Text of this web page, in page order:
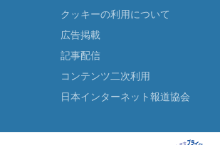
クッキーの利用について
広告掲載
記事配信
コンテンツ二次利用
日本インターネット報道協会